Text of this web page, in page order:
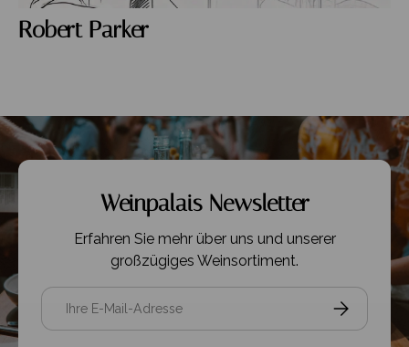
Robert Parker
Weinpalais Newsletter
Erfahren Sie mehr über uns und unserer
großzügiges Weinsortiment.
E-Mail
Abonnieren